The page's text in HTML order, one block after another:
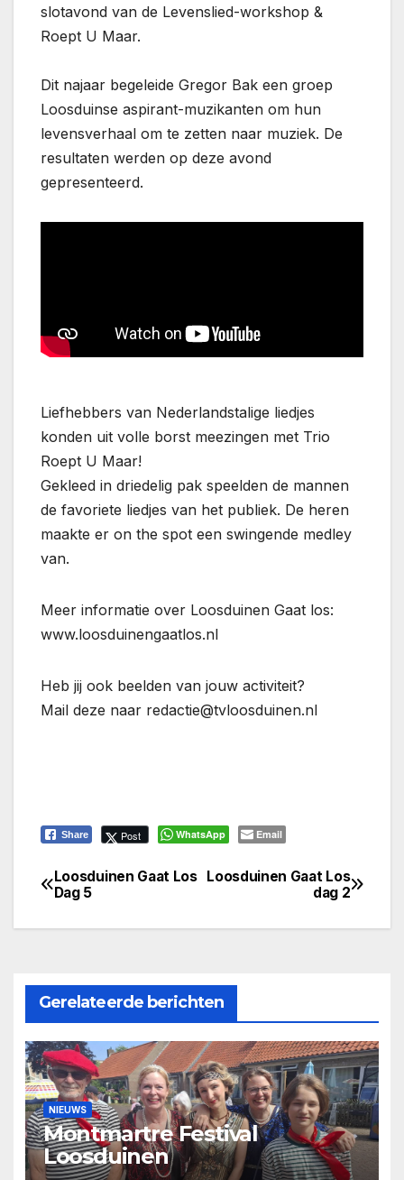
slotavond van de Levenslied-workshop &
Roept U Maar.
Dit najaar begeleide Gregor Bak een groep
Loosduinse aspirant-muzikanten om hun
levensverhaal om te zetten naar muziek. De
resultaten werden op deze avond
gepresenteerd.
Liefhebbers van Nederlandstalige liedjes
konden uit volle borst meezingen met Trio
Roept U Maar!
Gekleed in driedelig pak speelden de mannen
de favoriete liedjes van het publiek. De heren
maakte er on the spot een swingende medley
van.
Meer informatie over Loosduinen Gaat los:
www.loosduinengaatlos.nl
Heb jij ook beelden van jouw activiteit?
Mail deze naar redactie@tvloosduinen.nl
Share Post WhatsApp Email
Bericht
navigatie
Loosduinen Gaat Los
dag 2
Loosduinen Gaat Los
Dag 5
Gerelateerde berichten
NIEUWS
Montmartre Festival
Loosduinen